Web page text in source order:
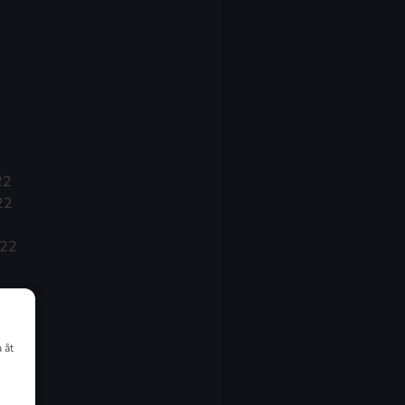
åt